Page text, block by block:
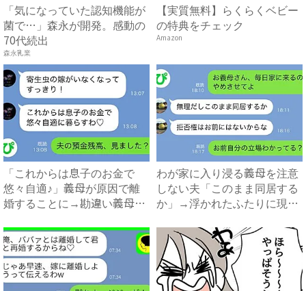
「気になっていた認知機能が
菌で…」森永が開発。感動の
70代続出
森永乳業
【実質無料】らくらくベビー
の特典をチェック
Amazon
「これからは息子のお金で
悠々自適♪」義母が原因で離
婚することに→勘違い義母に
わが家に入り浸る義母を注意
しない夫「このまま同居する
か」→浮かれたふたりに現実